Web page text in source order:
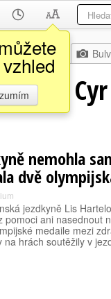
Z domova
Saint Cyr
nemohla
dvě
jezdkyně Lis
pomoci ani nasednout
medaile mezi
na hrách soutěžily v